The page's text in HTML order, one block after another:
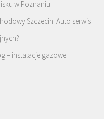
w Poznaniu
Szczecin. Auto serwis
– instalacje gazowe